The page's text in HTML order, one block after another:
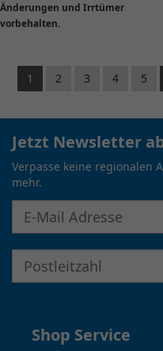
Änderungen und Irrtümer
vorbehalten.
1 2 3 4 5
Jetzt Newsletter
Verpasse keine regionalen
mehr.
Shop Service